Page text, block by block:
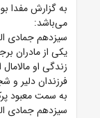
به گزارش مفدا
می‌باشد:
سیزدهم جمادی
یکی از مادران
زندگی او
فرزندان دلیر
به سمت معبود
سیزدهم جمادی